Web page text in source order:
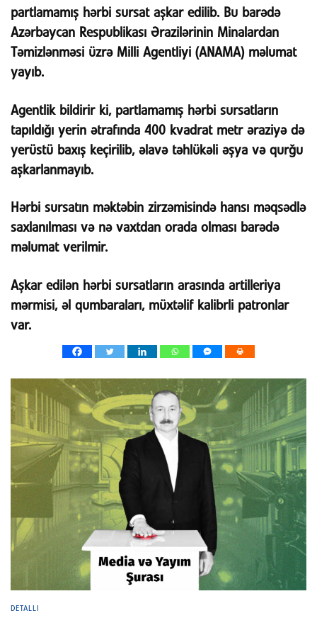
partlamamış hərbi sursat aşkar edilib. Bu barədə
Azərbaycan Respublikası Ərazilərinin Minalardan
Təmizlənməsi üzrə Milli Agentliyi (ANAMA) məlumat
yayıb.
Agentlik bildirir ki, partlamamış hərbi sursatların
tapıldığı yerin ətrafında 400 kvadrat metr əraziyə də
yerüstü baxış keçirilib, əlavə təhlükəli əşya və qurğu
aşkarlanmayıb.
Hərbi sursatın məktəbin zirzəmisində hansı məqsədlə
saxlanılması və nə vaxtdan orada olması barədə
məlumat verilmir.
Aşkar edilən hərbi sursatların arasında artilleriya
mərmisi, əl qumbaraları, müxtəlif kalibrli patronlar
var.
DETALLI